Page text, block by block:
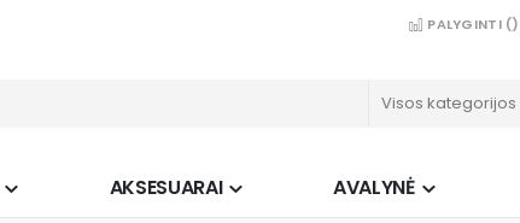
PALYGINTI ()
AKSESUARAI AVALYNĖ